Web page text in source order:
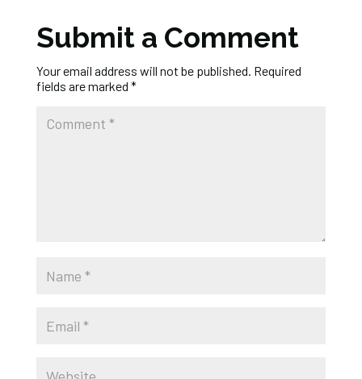
Submit a Comment
Your email address will not be published. Required
fields are marked *